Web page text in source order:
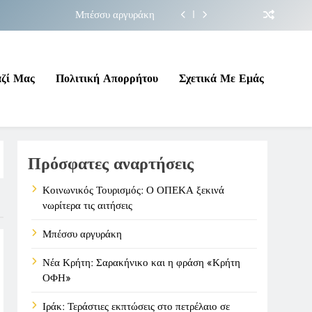
Μπέσσυ αργυράκη
επικίνδυνη γεωπολιτική συγκυρία
Μπέσσυ αργυράκη
και η φράση «Κρήτη ΟΦΗ»
επικίνδυνη γεωπολιτική συγκυρία
Μας Πολιτική Απορρήτου Σχετικά Με Εμάς
Πρόσφατες αναρτήσεις
Κοινωνικός Τουρισμός: Ο ΟΠΕΚΑ ξεκινά
νωρίτερα τις αιτήσεις
Μπέσσυ αργυράκη
Νέα Κρήτη: Σαρακήνικο και η φράση «Κρήτη
ΟΦΗ»
Ιράκ: Τεράστιες εκπτώσεις στο πετρέλαιο σε